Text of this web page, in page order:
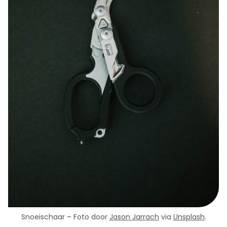
Snoeischaar – Foto door Jason Jarrach via Unsplash.